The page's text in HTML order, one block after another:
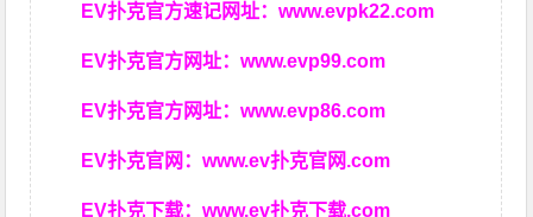
EV扑克官方速记网址：www.evpk22.com
EV扑克官方网址：www.evp99.com
EV扑克官方网址：www.evp86.com
EV扑克官网：www.ev扑克官网.com
EV扑克下载：www.ev扑克下载.com